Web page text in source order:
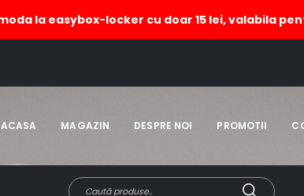
la easybox-locker cu doar 15 lei, valabila
ACASA MAGAZIN DESPRE NOI PROMOTII